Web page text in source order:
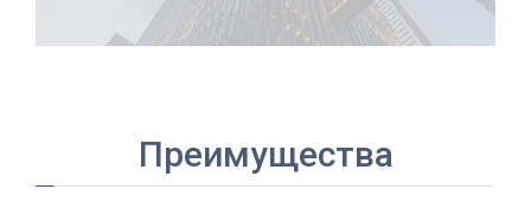
Преимущества